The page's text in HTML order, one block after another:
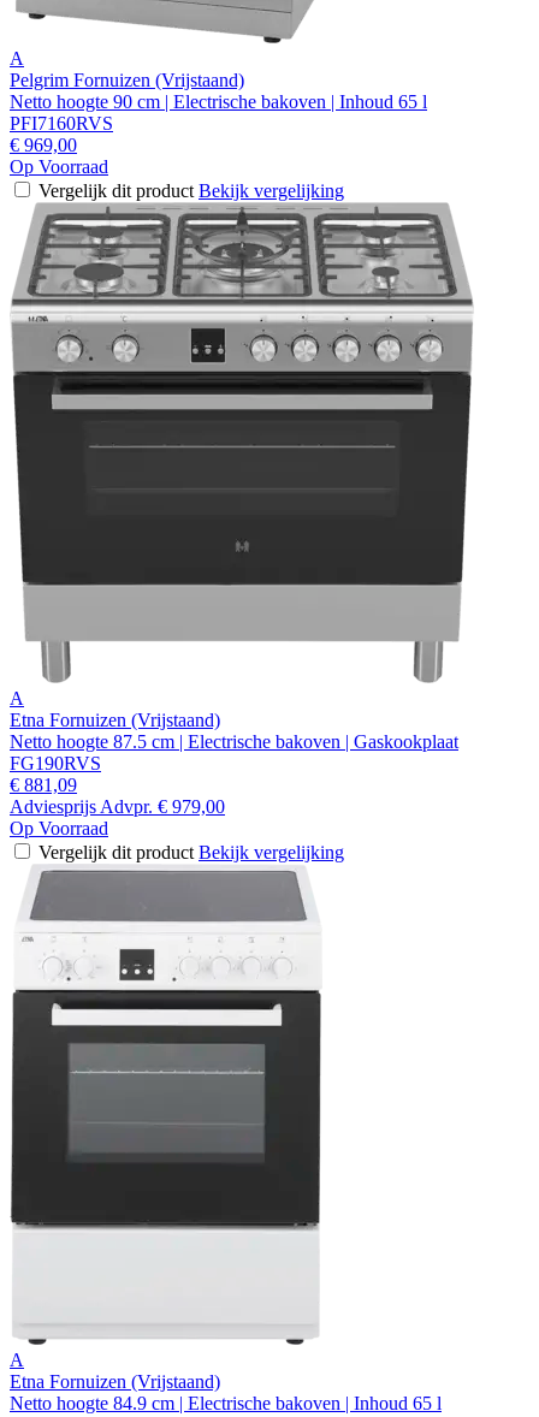
A
Pelgrim Fornuizen (Vrijstaand)
Netto hoogte 90 cm | Electrische bakoven | Inhoud 65 l
PFI7160RVS
€ 969,00
Op Voorraad
Vergelijk dit product Bekijk vergelijking
A
Etna Fornuizen (Vrijstaand)
Netto hoogte 87.5 cm | Electrische bakoven | Gaskookplaat
FG190RVS
€ 881,09
Adviesprijs Advpr. € 979,00
Op Voorraad
Vergelijk dit product Bekijk vergelijking
A
Etna Fornuizen (Vrijstaand)
Netto hoogte 84.9 cm | Electrische bakoven | Inhoud 65 l